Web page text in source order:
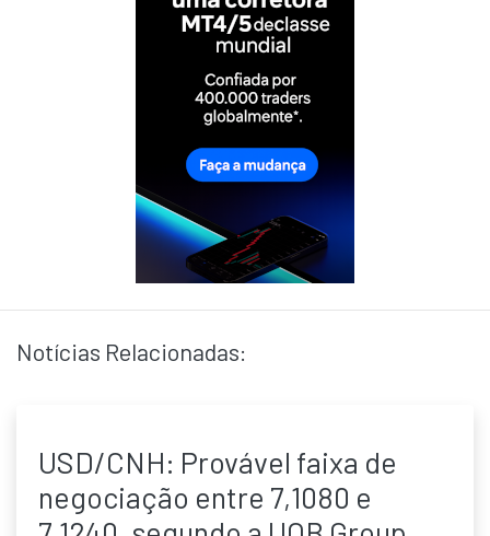
Notícias Relacionadas:
USD/CNH: Provável faixa de
negociação entre 7,1080 e